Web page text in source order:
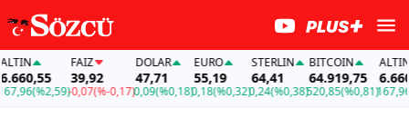
(%2,59)
FAİZ
39,92
-0,07(%-0,17)
DOLAR
47,71
0,09(%0,18)
EURO
55,19
0,18(%0,32)
STERLIN
64,41
0,24(%0,38)
BITCOIN
64.919,75
520,85(%0,81)
ALTIN
167,96